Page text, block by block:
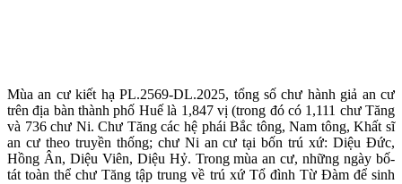
Mùa an cư kiết hạ PL.2569-DL.2025, tổng số chư hành giả an cư
trên địa bàn thành phố Huế là 1,847 vị (trong đó có 1,111 chư Tăng
và 736 chư Ni. Chư Tăng các hệ phái Bắc tông, Nam tông, Khất sĩ
an cư theo truyền thống; chư Ni an cư tại bốn trú xứ: Diệu Đức,
Hồng Ân, Diệu Viên, Diệu Hỷ. Trong mùa an cư, những ngày bố-
tát toàn thể chư Tăng tập trung về trú xứ Tổ đình Từ Đàm để sinh